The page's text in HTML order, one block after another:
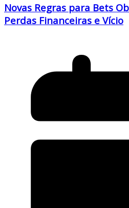
Novas Regras para Bets
Perdas Financeiras e Vício